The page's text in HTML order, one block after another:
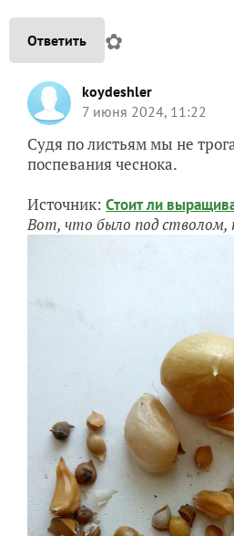
Ответить ✿
koydeshler
7 июня 2024, 11:22
Судя по листьям мы не
поспевания чеснока.
Источник: Стоит ли
Вот, что было под стволом,